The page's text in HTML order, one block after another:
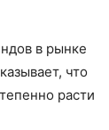
в рынке
что
расти